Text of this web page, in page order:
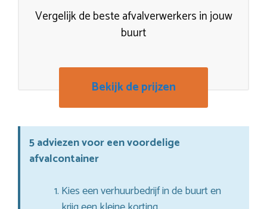
Vergelijk de beste afvalverwerkers in jouw
buurt
Bekijk de prijzen
5 adviezen voor een voordelige
afvalcontainer
Kies een verhuurbedrijf in de buurt en